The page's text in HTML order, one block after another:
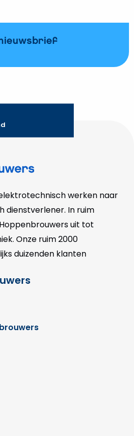
werken naar
dienstverlener. In ruim
uit tot
Onze ruim 2000
duizenden klanten